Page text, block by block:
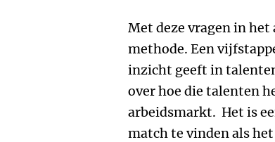
Met deze vragen in
methode. Een
inzicht geeft in
over hoe die talenten
arbeidsmarkt. Het is
match te vinden als